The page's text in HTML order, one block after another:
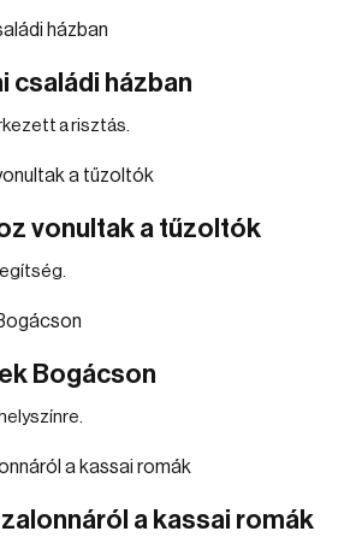
családi házban
a risztás.
vonultak a tűzoltók
Bogácson
a kassai romák